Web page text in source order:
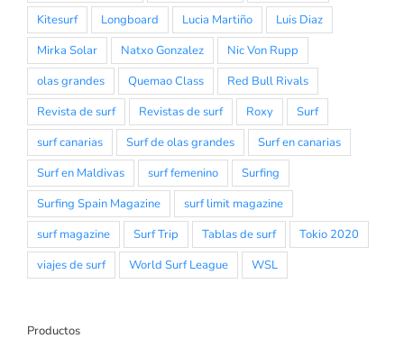
Kitesurf
Longboard Lucia Martiño
Luis Diaz
Mirka Solar
Natxo Gonzalez
Nic Von Rupp
olas grandes
Quemao Class
Red Bull Rivals
Revista de surf
Revistas de surf Roxy
Surf
surf canarias
Surf de olas grandes
Surf en canarias
Surf en Maldivas
surf femenino
Surfing
Surfing Spain Magazine
surf limit magazine
surf magazine
Surf Trip Tablas de surf
Tokio 2020
viajes de surf
World Surf League WSL
Productos